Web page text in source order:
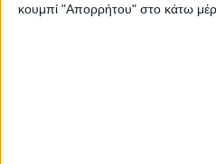
κουμπί "Απορρήτου" στο κάτω